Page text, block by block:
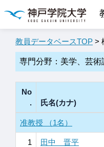
教員データベースTOP >
専門分野：美学、芸術
No
.
氏名(カナ)
准教授 （1名）
1
田中 晋平